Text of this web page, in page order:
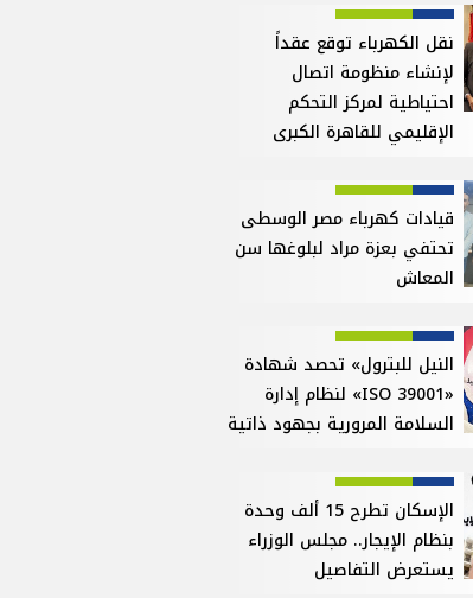
نقل الكهرباء توقع عقداً
لإنشاء منظومة اتصال
احتياطية لمركز التحكم
الإقليمي للقاهرة الكبرى
قيادات كهرباء مصر الوسطى
تحتفي بعزة مراد لبلوغها سن
المعاش
النيل للبترول» تحصد شهادة
«ISO 39001» لنظام إدارة
السلامة المرورية بجهود ذاتية
الإسكان تطرح 15 ألف وحدة
بنظام الإيجار.. مجلس الوزراء
يستعرض التفاصيل